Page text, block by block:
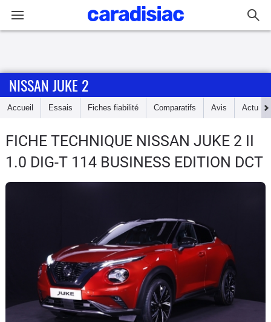
Accueil
Essais
Guide
Utilitaires
Flottes
Auto
NISSAN JUKE 2
Accueil Essais Fiches fiabilité Comparatifs Avis Actu
FICHE TECHNIQUE NISSAN JUKE 2 II
1.0 DIG-T 114 BUSINESS EDITION DCT